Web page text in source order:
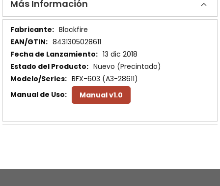
Más Información
Más
Información
Blackfire
8431305028611
13 dic 2018
Nuevo (Precintado)
BFX-603 (A3-28611)
Manual v1.0